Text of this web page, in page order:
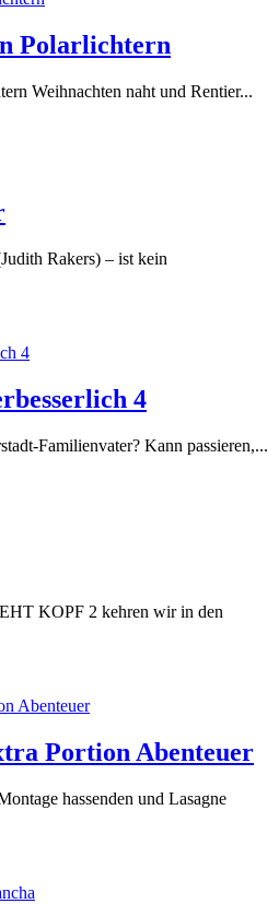
Polarlichtern
Weihnachten naht und Rentier...
Rakers) – ist kein
4
Familienvater? Kann passieren,...
KOPF 2 kehren wir in den
Portion Abenteuer
hassenden und Lasagne